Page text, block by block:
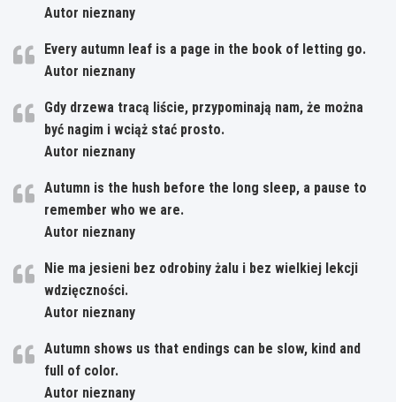
Autor nieznany
Every autumn leaf is a page in the book of letting go.
Autor nieznany
Gdy drzewa tracą liście, przypominają nam, że można
być nagim i wciąż stać prosto.
Autor nieznany
Autumn is the hush before the long sleep, a pause to
remember who we are.
Autor nieznany
Nie ma jesieni bez odrobiny żalu i bez wielkiej lekcji
wdzięczności.
Autor nieznany
Autumn shows us that endings can be slow, kind and
full of color.
Autor nieznany